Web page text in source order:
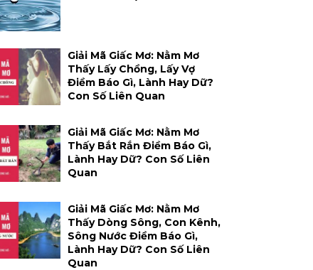
Giải Mã Giấc Mơ: Nằm Mơ
Thấy Lấy Chồng, Lấy Vợ
Điềm Báo Gì, Lành Hay Dữ?
Con Số Liên Quan
Giải Mã Giấc Mơ: Nằm Mơ
Thấy Bắt Rắn Điềm Báo Gì,
Lành Hay Dữ? Con Số Liên
Quan
Giải Mã Giấc Mơ: Nằm Mơ
Thấy Dòng Sông, Con Kênh,
Sông Nước Điềm Báo Gì,
Lành Hay Dữ? Con Số Liên
Quan